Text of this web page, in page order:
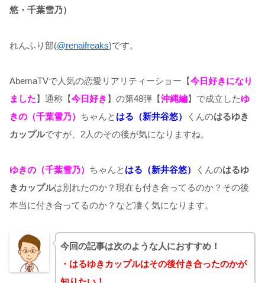
悠・千葉雪乃）
れんふり部(@renaifreaks)です。
AbemaTVで人気の恋愛リアリティーショー【今日好きになり
ました】通称【今日好き 】の第48弾【沖縄編】で成立したゆ
きの （千葉雪乃） ちゃんと はる（新井谷悠） くんのはるゆき
カップルですが、2人のその後が気になりますね。
ゆきの （千葉雪乃） ちゃんと はる（新井谷悠） くんのはるゆ
き カップルは別れたのか？現在も付き合ってるのか？その後
本当に付き合ってるのか？など凄く気になります。
今回の記事は次のような人におすすめ！
・はるゆきカップルはその後付き合ったのかが